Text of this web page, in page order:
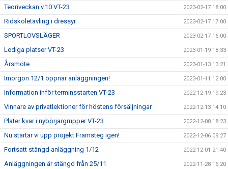
Teoriveckan v.10 VT-23 2023-02-17 18:00
Ridskoletävling i dressyr 2023-02-17 17:00
SPORTLOVSLÄGER 2023-02-17 16:00
Lediga platser VT-23 2023-01-19 18:33
Årsmöte 2023-01-13 13:21
Imorgon 12/1 öppnar anläggningen! 2023-01-11 12:00
Information inför terminsstarten VT-23 2022-12-19 19:23
Vinnare av privatlektioner för höstens försäljningar 2022-12-13 14:10
Plater kvar i nybörjargrupper VT-23 2022-12-08 18:23
Nu startar vi upp projekt Framsteg igen! 2022-12-06 09:27
Fortsatt stängd anläggning 1/12 2022-12-01 21:40
Anläggningen är stängd från 25/11 2022-11-28 16:20